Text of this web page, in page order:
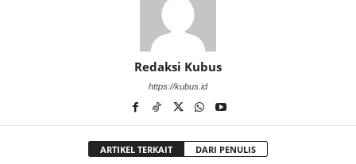
Redaksi Kubus
https://kubus.id
ARTIKEL TERKAIT DARI PENULIS